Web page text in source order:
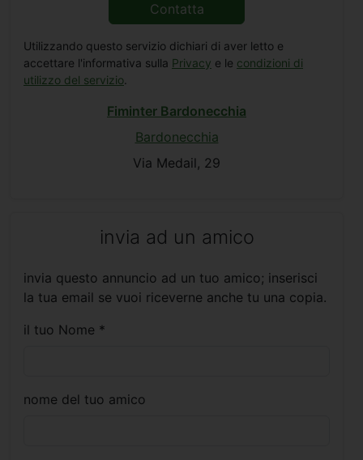
Contatta
Utilizzando questo servizio dichiari di aver letto e
accettare l'informativa sulla Privacy e le condizioni di
utilizzo del servizio
Fiminter Bardonecchia
Bardonecchia
Via Medail, 29
invia ad un amico
invia questo annuncio ad un tuo amico; inserisci
la tua email se vuoi riceverne anche tu una copia.
il tuo Nome *
nome del tuo amico